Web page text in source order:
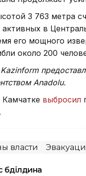
3 763 метра
в
его мощного
около 200
Anadolu.
Камчатке выбросил
власти